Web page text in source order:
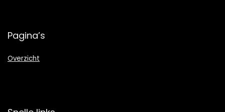
Pagina’s
Overzicht